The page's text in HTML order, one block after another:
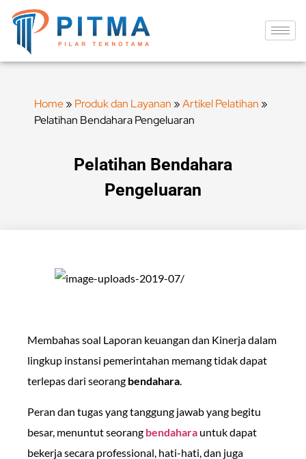
Home» Produk dan Layanan »Artikel Pelatihan »
Pelatihan Bendahara Pengeluaran
Pelatihan Bendahara
Pengeluaran
Membahas soal Laporan keuangan dan Kinerja dalam
lingkup instansi pemerintahan memang tidak dapat
terlepas dari seorang bendahara.
Peran dan tugas yang tanggung jawab yang begitu
besar, menuntut seorang bendahara untuk dapat
bekerja secara professional, hati-hati, dan juga